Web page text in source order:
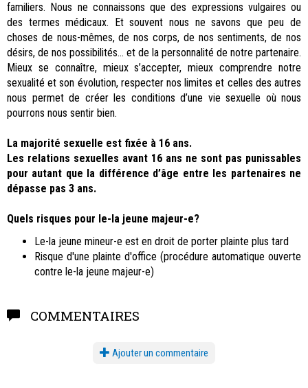
familiers. Nous ne connaissons que des expressions vulgaires ou
des termes médicaux. Et souvent nous ne savons que peu de
choses de nous-mêmes, de nos corps, de nos sentiments, de nos
désirs, de nos possibilités... et de la personnalité de notre partenaire.
Mieux se connaître, mieux s’accepter, mieux comprendre notre
sexualité et son évolution, respecter nos limites et celles des autres
nous permet de créer les conditions d’une vie sexuelle où nous
pourrons nous sentir bien.
La majorité sexuelle est fixée à 16 ans.
Les relations sexuelles avant 16 ans ne sont pas punissables
pour autant que la différence d’âge entre les partenaires ne
dépasse pas 3 ans.
Quels risques pour le-la jeune majeur-e?
Le-la jeune mineur-e est en droit de porter plainte plus tard
Risque d'une plainte d'office (procédure automatique ouverte
contre le-la jeune majeur-e)
COMMENTAIRES
Ajouter un commentaire